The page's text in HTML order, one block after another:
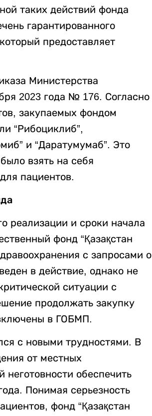
таких действий фонда
гарантированного
предоставляет
Министерства
2023 года № 176. Согласно
закупаемых фондом
“Рибоциклиб”,
и “Даратумумаб”. Это
взять на себя
пациентов.
реализации и сроки начала
фонд “Қазақстан
с запросами о
в действие, однако не
ситуации с
продолжать закупку
в ГОБМП.
с новыми трудностями. В
от местных
обеспечить
Понимая серьезность
фонд “Қазақстан